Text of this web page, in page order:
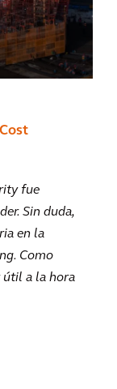
Cost
fue
Sin duda,
en la
Como
útil a la hora